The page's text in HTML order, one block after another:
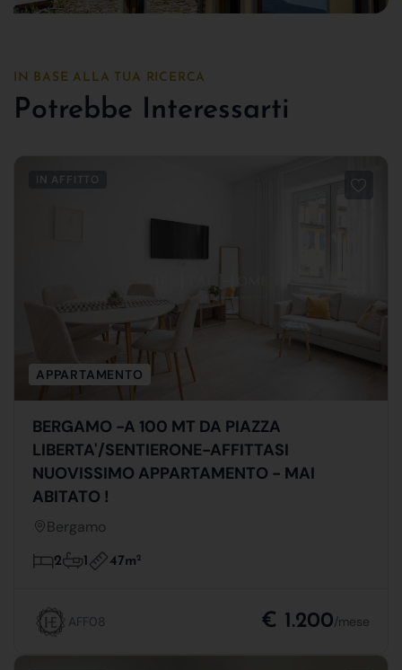
IN BASE ALLA TUA RICERCA
Potrebbe Interessarti
IN AFFITTO
APPARTAMENTO
BERGAMO -A 100 MT DA PIAZZA
LIBERTA'/SENTIERONE-AFFITTASI
NUOVISSIMO APPARTAMENTO - MAI
ABITATO !
Bergamo
2 1 47m2
AFF08 € 1.200/mese